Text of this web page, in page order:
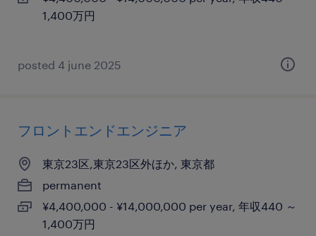
1,400万円
posted 4 june 2025
フロントエンドエンジニア
東京23区,東京23区外ほか, 東京都
permanent
¥4,400,000 - ¥14,000,000 per year, 年収440 ～
1,400万円